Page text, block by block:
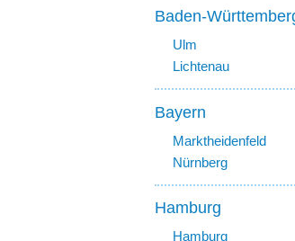
Baden-
Ulm
Lichtenau
Bayern
Marktheidenfeld
Nürnberg
Hamburg
Hamburg